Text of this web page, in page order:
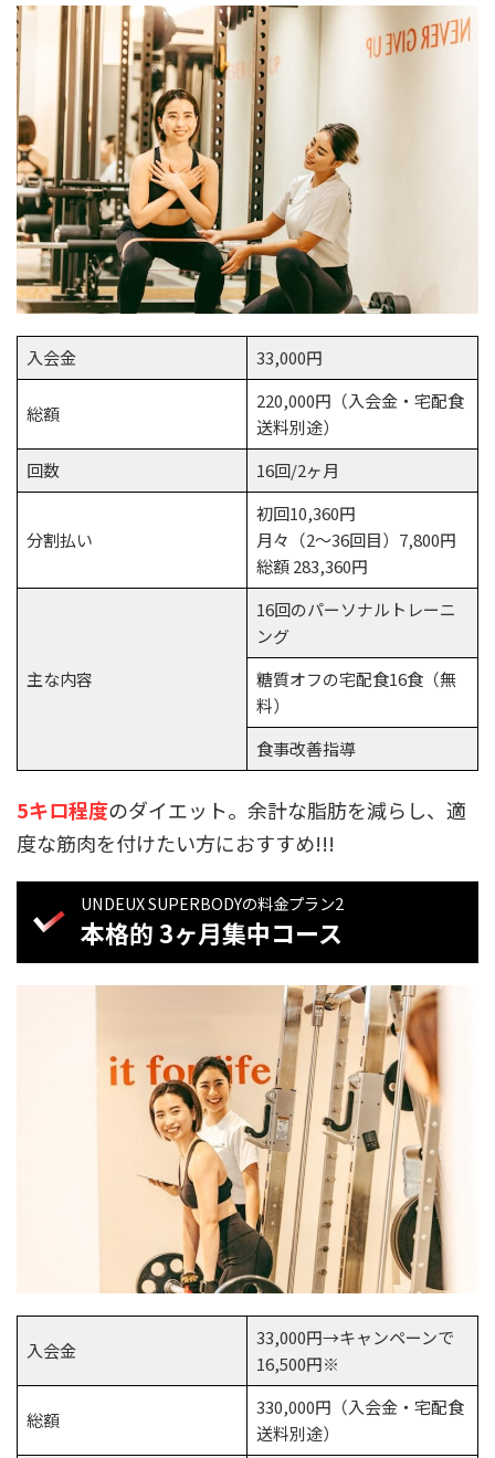
入会金 33,000円
総額
220,000円（入会金・宅配食
送料別途）
回数
16回/2ヶ月
分割払い
初回10,360円
月々（2～36回目）7,800円
総額 283,360円
主な内容
16回のパーソナルトレーニ
ング
糖質オフの宅配食16食（無
料）
食事改善指導
5キロ程度のダイエット。余計な脂肪を減らし、適
度な筋肉を付けたい方におすすめ!!!
UNDEUX SUPERBODYの料金プラン2
本格的 3ヶ月集中コース
入会金
33,000円→キャンペーンで
16,500円※
総額
330,000円（入会金・宅配食
送料別途）